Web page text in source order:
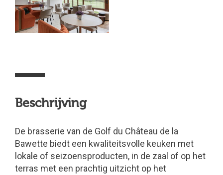
Beschrijving
De brasserie van de Golf du Château de la
Bawette biedt een kwaliteitsvolle keuken met
lokale of seizoensproducten, in de zaal of op het
terras met een prachtig uitzicht op het